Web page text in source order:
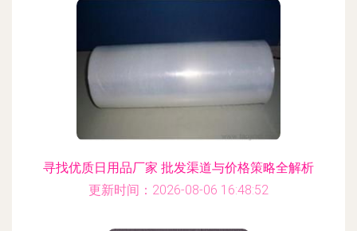
寻找优质日用品厂家 批发渠道与价格策略全解析
更新时间：2026-08-06 16:48:52